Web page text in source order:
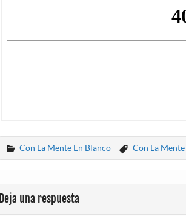
Con La Mente En Blanco Con La
Deja una respuesta